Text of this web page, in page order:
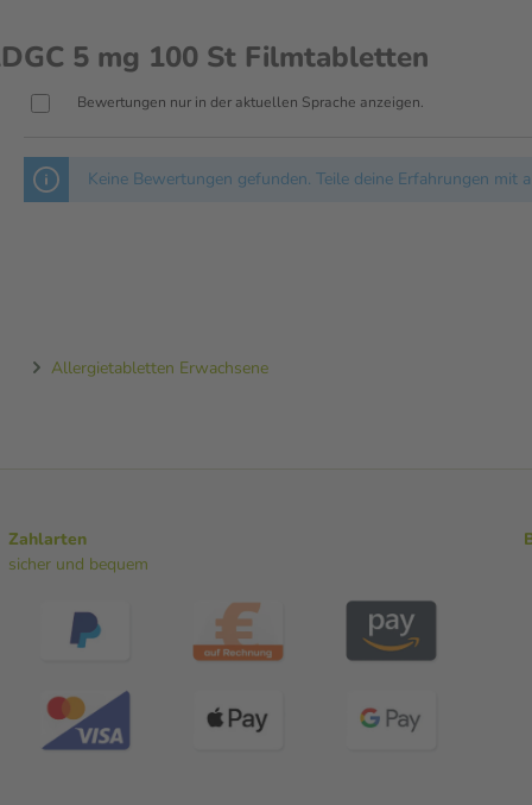
5 mg 100 St Filmtabletten
Bewertungen nur in der aktuellen Sprache anzeigen.
Keine Bewertungen gefunden. Teile deine Erfahrungen mit
Allergietabletten Erwachsene
Zahlarten
sicher und bequem